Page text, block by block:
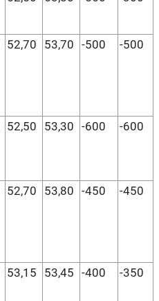
52,70 53,70 -500 -500
52,50 53,30 -600 -600
52,70 53,80 -450 -450
53,15 53,45 -400 -350